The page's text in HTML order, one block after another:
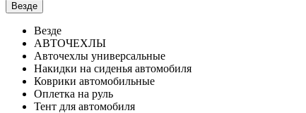
Везде
Везде
АВТОЧЕХЛЫ
Авточехлы универсальные
Накидки на сиденья автомобиля
Коврики автомобильные
Оплетка на руль
Тент для автомобиля